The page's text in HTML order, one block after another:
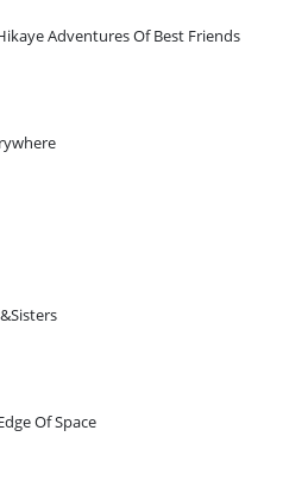
Hikaye Adventures Of Best Friends
Of Space